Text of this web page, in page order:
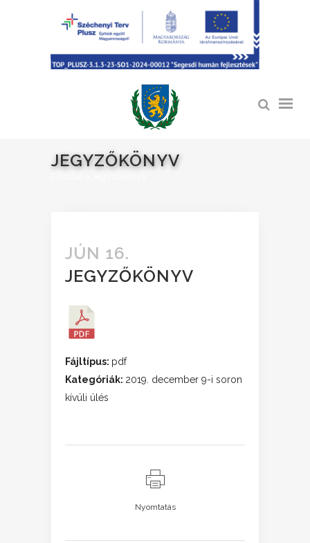
JEGYZŐKÖNYV
JÚN 16.
JEGYZŐKÖNYV
Fájltípus: pdf
Kategóriák: 2019. december 9-i soron
kívüli ülés
Nyomtatás